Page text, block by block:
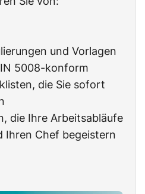
und Vorlagen
5008-konform
die Sie sofort
die Ihre Arbeitsabläufe
Ihren Chef begeistern